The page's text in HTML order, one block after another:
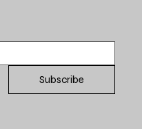
Subscribe